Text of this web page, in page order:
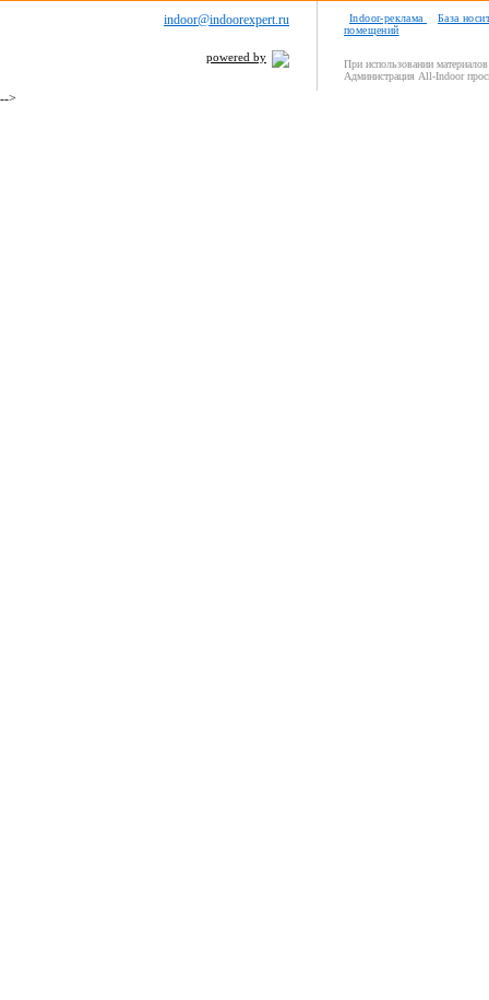
indoor@indoorexpert.ru
powered by
Indoor-реклама
База
помещений
При использовании
Администрация All-Indoor
-->